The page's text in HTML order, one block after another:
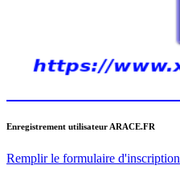
Enregistrement utilisateur ARACE.FR
Remplir le formulaire d'inscription